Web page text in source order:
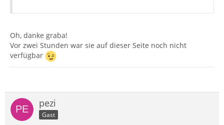
Oh, danke graba!
Vor zwei Stunden war sie auf dieser Seite noch nicht
verfügbar
pezi
Gast